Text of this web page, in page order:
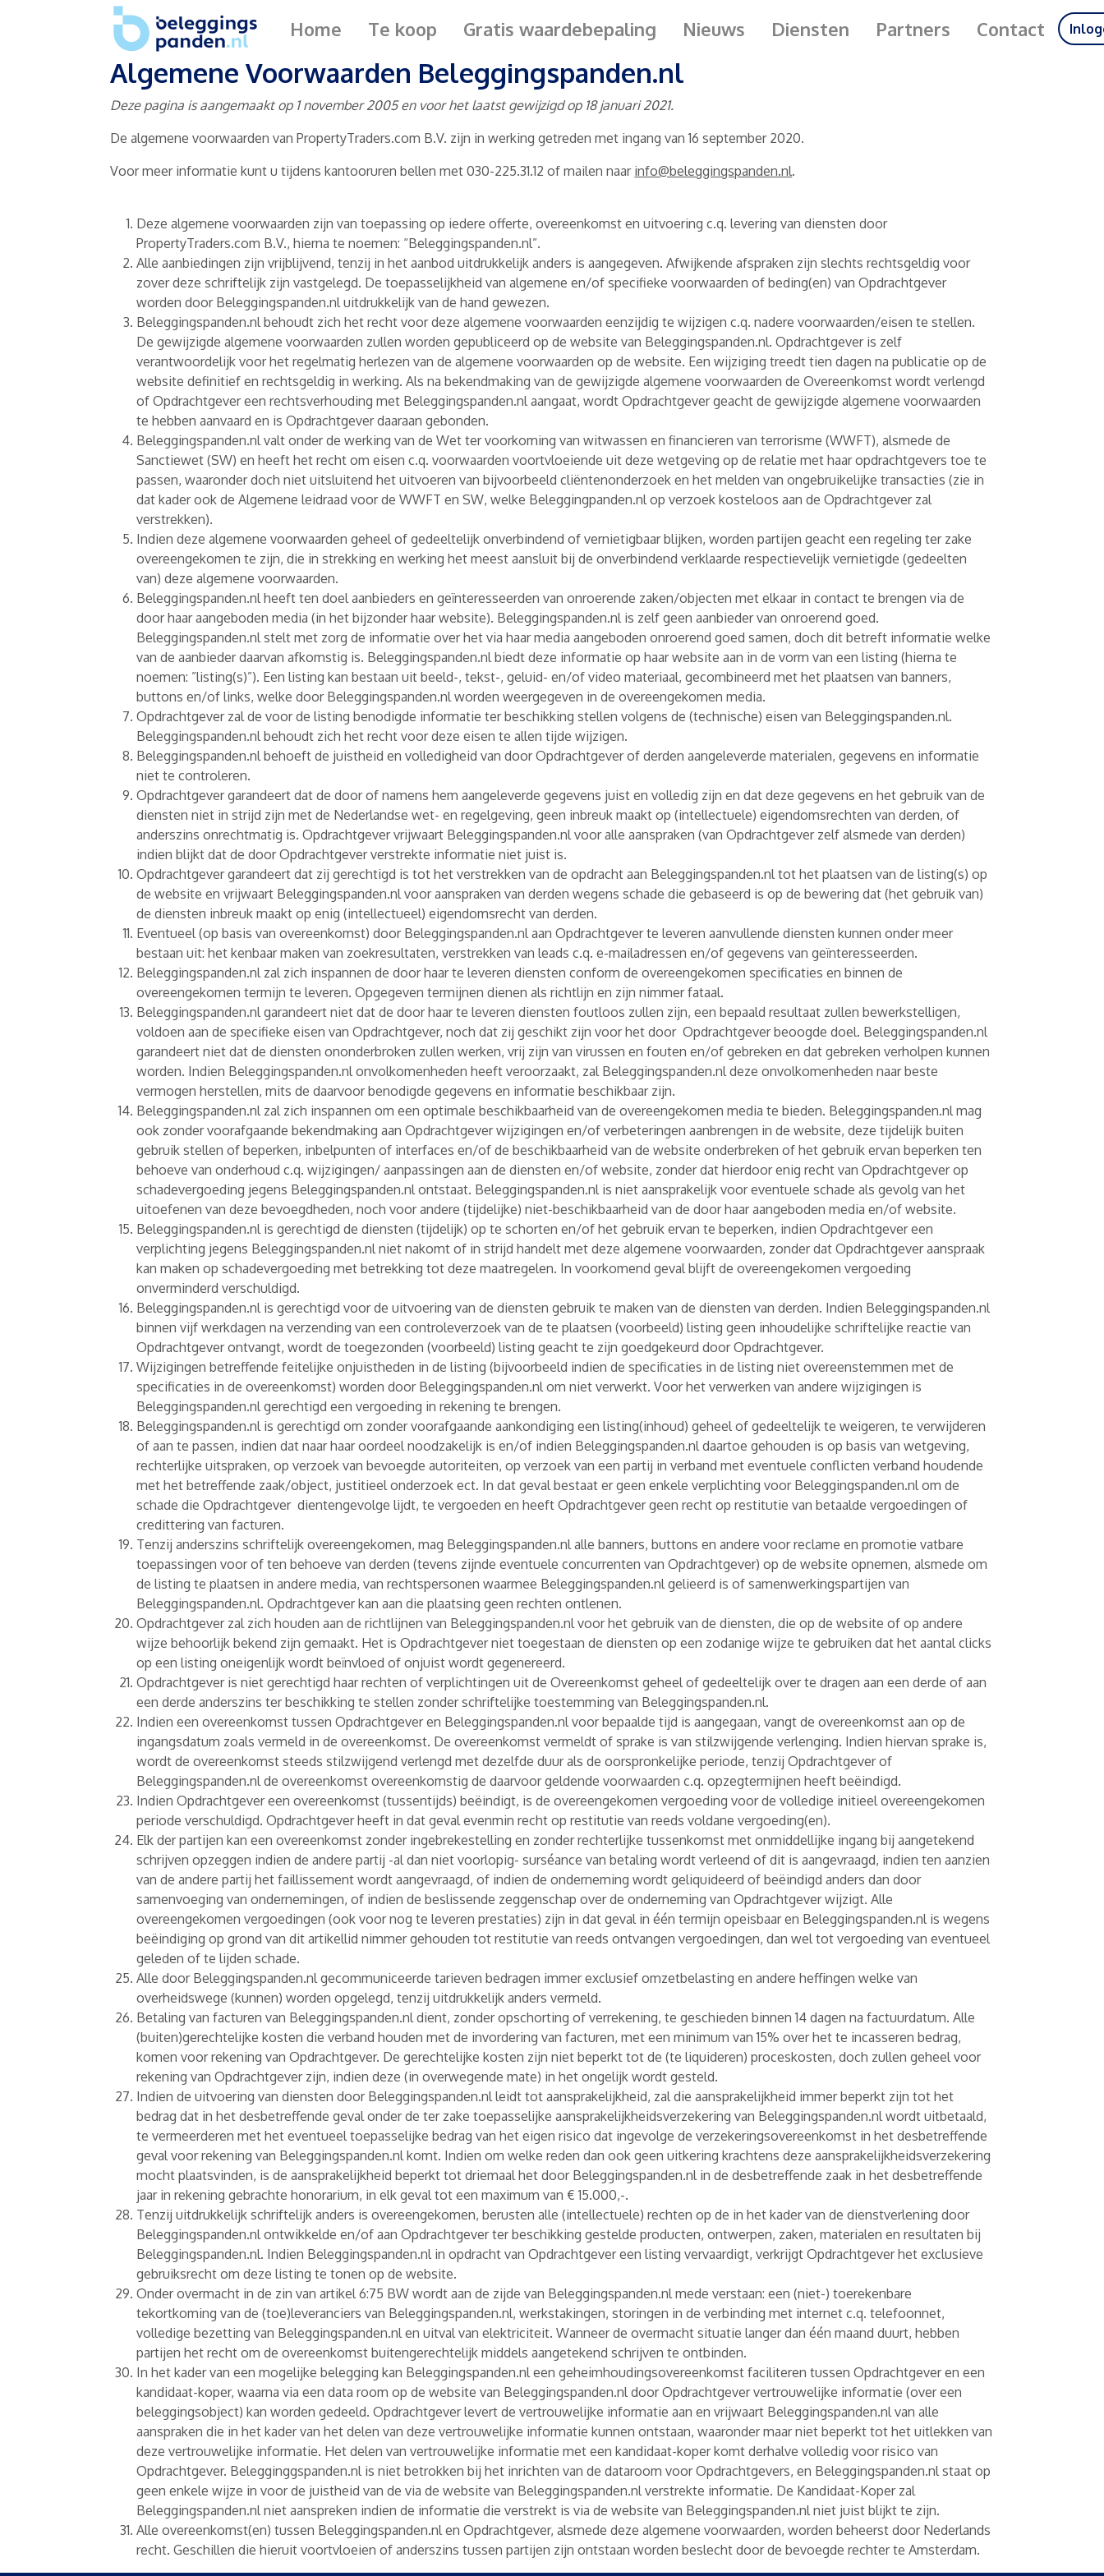
Home Te koop Gratis waardebepaling Nieuws Diensten Partners Contact
Algemene Voorwaarden Beleggingspanden.nl
Deze pagina is aangemaakt op 1 november 2005 en voor het laatst gewijzigd op 18 januari 2021.
De algemene voorwaarden van PropertyTraders.com B.V. zijn in werking getreden met ingang van 16 september 2020.
Voor meer informatie kunt u tijdens kantooruren bellen met 030-225.31.12 of mailen naar info@beleggingspanden.nl.
Deze algemene voorwaarden zijn van toepassing op iedere offerte, overeenkomst en uitvoering c.q. levering van diensten door
PropertyTraders.com B.V., hierna te noemen: “Beleggingspanden.nl”.
Alle aanbiedingen zijn vrijblijvend, tenzij in het aanbod uitdrukkelijk anders is aangegeven. Afwijkende afspraken zijn slechts rechtsgeldig voor
zover deze schriftelijk zijn vastgelegd. De toepasselijkheid van algemene en/of specifieke voorwaarden of beding(en) van Opdrachtgever
worden door Beleggingspanden.nl uitdrukkelijk van de hand gewezen.
Beleggingspanden.nl behoudt zich het recht voor deze algemene voorwaarden eenzijdig te wijzigen c.q. nadere voorwaarden/eisen te stellen.
De gewijzigde algemene voorwaarden zullen worden gepubliceerd op de website van Beleggingspanden.nl. Opdrachtgever is zelf
verantwoordelijk voor het regelmatig herlezen van de algemene voorwaarden op de website. Een wijziging treedt tien dagen na publicatie op de
website definitief en rechtsgeldig in werking. Als na bekendmaking van de gewijzigde algemene voorwaarden de Overeenkomst wordt verlengd
of Opdrachtgever een rechtsverhouding met Beleggingspanden.nl aangaat, wordt Opdrachtgever geacht de gewijzigde algemene voorwaarden
te hebben aanvaard en is Opdrachtgever daaraan gebonden.
Beleggingspanden.nl valt onder de werking van de Wet ter voorkoming van witwassen en financieren van terrorisme (WWFT), alsmede de
Sanctiewet (SW) en heeft het recht om eisen c.q. voorwaarden voortvloeiende uit deze wetgeving op de relatie met haar opdrachtgevers toe te
passen, waaronder doch niet uitsluitend het uitvoeren van bijvoorbeeld cliëntenonderzoek en het melden van ongebruikelijke transacties (zie in
dat kader ook de Algemene leidraad voor de WWFT en SW, welke Beleggingpanden.nl op verzoek kosteloos aan de Opdrachtgever zal
verstrekken).
Indien deze algemene voorwaarden geheel of gedeeltelijk onverbindend of vernietigbaar blijken, worden partijen geacht een regeling ter zake
overeengekomen te zijn, die in strekking en werking het meest aansluit bij de onverbindend verklaarde respectievelijk vernietigde (gedeelten
van) deze algemene voorwaarden.
Beleggingspanden.nl heeft ten doel aanbieders en geïnteresseerden van onroerende zaken/objecten met elkaar in contact te brengen via de
door haar aangeboden media (in het bijzonder haar website). Beleggingspanden.nl is zelf geen aanbieder van onroerend goed.
Beleggingspanden.nl stelt met zorg de informatie over het via haar media aangeboden onroerend goed samen, doch dit betreft informatie welke
van de aanbieder daarvan afkomstig is. Beleggingspanden.nl biedt deze informatie op haar website aan in de vorm van een listing (hierna te
noemen: ”listing(s)”). Een listing kan bestaan uit beeld-, tekst-, geluid- en/of video materiaal, gecombineerd met het plaatsen van banners,
buttons en/of links, welke door Beleggingspanden.nl worden weergegeven in de overeengekomen media.
Opdrachtgever zal de voor de listing benodigde informatie ter beschikking stellen volgens de (technische) eisen van Beleggingspanden.nl.
Beleggingspanden.nl behoudt zich het recht voor deze eisen te allen tijde wijzigen.
Beleggingspanden.nl behoeft de juistheid en volledigheid van door Opdrachtgever of derden aangeleverde materialen, gegevens en informatie
niet te controleren.
Opdrachtgever garandeert dat de door of namens hem aangeleverde gegevens juist en volledig zijn en dat deze gegevens en het gebruik van de
diensten niet in strijd zijn met de Nederlandse wet- en regelgeving, geen inbreuk maakt op (intellectuele) eigendomsrechten van derden, of
anderszins onrechtmatig is. Opdrachtgever vrijwaart Beleggingspanden.nl voor alle aanspraken (van Opdrachtgever zelf alsmede van derden)
indien blijkt dat de door Opdrachtgever verstrekte informatie niet juist is.
Opdrachtgever garandeert dat zij gerechtigd is tot het verstrekken van de opdracht aan Beleggingspanden.nl tot het plaatsen van de listing(s) op
de website en vrijwaart Beleggingspanden.nl voor aanspraken van derden wegens schade die gebaseerd is op de bewering dat (het gebruik van)
de diensten inbreuk maakt op enig (intellectueel) eigendomsrecht van derden.
Eventueel (op basis van overeenkomst) door Beleggingspanden.nl aan Opdrachtgever te leveren aanvullende diensten kunnen onder meer
bestaan uit: het kenbaar maken van zoekresultaten, verstrekken van leads c.q. e-mailadressen en/of gegevens van geïnteresseerden.
Beleggingspanden.nl zal zich inspannen de door haar te leveren diensten conform de overeengekomen specificaties en binnen de
overeengekomen termijn te leveren. Opgegeven termijnen dienen als richtlijn en zijn nimmer fataal.
Beleggingspanden.nl garandeert niet dat de door haar te leveren diensten foutloos zullen zijn, een bepaald resultaat zullen bewerkstelligen,
voldoen aan de specifieke eisen van Opdrachtgever, noch dat zij geschikt zijn voor het door Opdrachtgever beoogde doel. Beleggingspanden.nl
garandeert niet dat de diensten ononderbroken zullen werken, vrij zijn van virussen en fouten en/of gebreken en dat gebreken verholpen kunnen
worden. Indien Beleggingspanden.nl onvolkomenheden heeft veroorzaakt, zal Beleggingspanden.nl deze onvolkomenheden naar beste
vermogen herstellen, mits de daarvoor benodigde gegevens en informatie beschikbaar zijn.
Beleggingspanden.nl zal zich inspannen om een optimale beschikbaarheid van de overeengekomen media te bieden. Beleggingspanden.nl mag
ook zonder voorafgaande bekendmaking aan Opdrachtgever wijzigingen en/of verbeteringen aanbrengen in de website, deze tijdelijk buiten
gebruik stellen of beperken, inbelpunten of interfaces en/of de beschikbaarheid van de website onderbreken of het gebruik ervan beperken ten
behoeve van onderhoud c.q. wijzigingen/ aanpassingen aan de diensten en/of website, zonder dat hierdoor enig recht van Opdrachtgever op
schadevergoeding jegens Beleggingspanden.nl ontstaat. Beleggingspanden.nl is niet aansprakelijk voor eventuele schade als gevolg van het
uitoefenen van deze bevoegdheden, noch voor andere (tijdelijke) niet-beschikbaarheid van de door haar aangeboden media en/of website.
Beleggingspanden.nl is gerechtigd de diensten (tijdelijk) op te schorten en/of het gebruik ervan te beperken, indien Opdrachtgever een
verplichting jegens Beleggingspanden.nl niet nakomt of in strijd handelt met deze algemene voorwaarden, zonder dat Opdrachtgever aanspraak
kan maken op schadevergoeding met betrekking tot deze maatregelen. In voorkomend geval blijft de overeengekomen vergoeding
onverminderd verschuldigd.
Beleggingspanden.nl is gerechtigd voor de uitvoering van de diensten gebruik te maken van de diensten van derden. Indien Beleggingspanden.nl
binnen vijf werkdagen na verzending van een controleverzoek van de te plaatsen (voorbeeld) listing geen inhoudelijke schriftelijke reactie van
Opdrachtgever ontvangt, wordt de toegezonden (voorbeeld) listing geacht te zijn goedgekeurd door Opdrachtgever.
Wijzigingen betreffende feitelijke onjuistheden in de listing (bijvoorbeeld indien de specificaties in de listing niet overeenstemmen met de
specificaties in de overeenkomst) worden door Beleggingspanden.nl om niet verwerkt. Voor het verwerken van andere wijzigingen is
Beleggingspanden.nl gerechtigd een vergoeding in rekening te brengen.
Beleggingspanden.nl is gerechtigd om zonder voorafgaande aankondiging een listing(inhoud) geheel of gedeeltelijk te weigeren, te verwijderen
of aan te passen, indien dat naar haar oordeel noodzakelijk is en/of indien Beleggingspanden.nl daartoe gehouden is op basis van wetgeving,
rechterlijke uitspraken, op verzoek van bevoegde autoriteiten, op verzoek van een partij in verband met eventuele conflicten verband houdende
met het betreffende zaak/object, justitieel onderzoek ect. In dat geval bestaat er geen enkele verplichting voor Beleggingspanden.nl om de
schade die Opdrachtgever dientengevolge lijdt, te vergoeden en heeft Opdrachtgever geen recht op restitutie van betaalde vergoedingen of
credittering van facturen.
Tenzij anderszins schriftelijk overeengekomen, mag Beleggingspanden.nl alle banners, buttons en andere voor reclame en promotie vatbare
toepassingen voor of ten behoeve van derden (tevens zijnde eventuele concurrenten van Opdrachtgever) op de website opnemen, alsmede om
de listing te plaatsen in andere media, van rechtspersonen waarmee Beleggingspanden.nl gelieerd is of samenwerkingspartijen van
Beleggingspanden.nl. Opdrachtgever kan aan die plaatsing geen rechten ontlenen.
Opdrachtgever zal zich houden aan de richtlijnen van Beleggingspanden.nl voor het gebruik van de diensten, die op de website of op andere
wijze behoorlijk bekend zijn gemaakt. Het is Opdrachtgever niet toegestaan de diensten op een zodanige wijze te gebruiken dat het aantal clicks
op een listing oneigenlijk wordt beïnvloed of onjuist wordt gegenereerd.
Opdrachtgever is niet gerechtigd haar rechten of verplichtingen uit de Overeenkomst geheel of gedeeltelijk over te dragen aan een derde of aan
een derde anderszins ter beschikking te stellen zonder schriftelijke toestemming van Beleggingspanden.nl.
Indien een overeenkomst tussen Opdrachtgever en Beleggingspanden.nl voor bepaalde tijd is aangegaan, vangt de overeenkomst aan op de
ingangsdatum zoals vermeld in de overeenkomst. De overeenkomst vermeldt of sprake is van stilzwijgende verlenging. Indien hiervan sprake is,
wordt de overeenkomst steeds stilzwijgend verlengd met dezelfde duur als de oorspronkelijke periode, tenzij Opdrachtgever of
Beleggingspanden.nl de overeenkomst overeenkomstig de daarvoor geldende voorwaarden c.q. opzegtermijnen heeft beëindigd.
Indien Opdrachtgever een overeenkomst (tussentijds) beëindigt, is de overeengekomen vergoeding voor de volledige initieel overeengekomen
periode verschuldigd. Opdrachtgever heeft in dat geval evenmin recht op restitutie van reeds voldane vergoeding(en).
Elk der partijen kan een overeenkomst zonder ingebrekestelling en zonder rechterlijke tussenkomst met onmiddellijke ingang bij aangetekend
schrijven opzeggen indien de andere partij -al dan niet voorlopig- surséance van betaling wordt verleend of dit is aangevraagd, indien ten aanzien
van de andere partij het faillissement wordt aangevraagd, of indien de onderneming wordt geliquideerd of beëindigd anders dan door
samenvoeging van ondernemingen, of indien de beslissende zeggenschap over de onderneming van Opdrachtgever wijzigt. Alle
overeengekomen vergoedingen (ook voor nog te leveren prestaties) zijn in dat geval in één termijn opeisbaar en Beleggingspanden.nl is wegens
beëindiging op grond van dit artikellid nimmer gehouden tot restitutie van reeds ontvangen vergoedingen, dan wel tot vergoeding van eventueel
geleden of te lijden schade.
Alle door Beleggingspanden.nl gecommuniceerde tarieven bedragen immer exclusief omzetbelasting en andere heffingen welke van
overheidswege (kunnen) worden opgelegd, tenzij uitdrukkelijk anders vermeld.
Betaling van facturen van Beleggingspanden.nl dient, zonder opschorting of verrekening, te geschieden binnen 14 dagen na factuurdatum. Alle
(buiten)gerechtelijke kosten die verband houden met de invordering van facturen, met een minimum van 15% over het te incasseren bedrag,
komen voor rekening van Opdrachtgever. De gerechtelijke kosten zijn niet beperkt tot de (te liquideren) proceskosten, doch zullen geheel voor
rekening van Opdrachtgever zijn, indien deze (in overwegende mate) in het ongelijk wordt gesteld.
Indien de uitvoering van diensten door Beleggingspanden.nl leidt tot aansprakelijkheid, zal die aansprakelijkheid immer beperkt zijn tot het
bedrag dat in het desbetreffende geval onder de ter zake toepasselijke aansprakelijkheidsverzekering van Beleggingspanden.nl wordt uitbetaald,
te vermeerderen met het eventueel toepasselijke bedrag van het eigen risico dat ingevolge de verzekeringsovereenkomst in het desbetreffende
geval voor rekening van Beleggingspanden.nl komt. Indien om welke reden dan ook geen uitkering krachtens deze aansprakelijkheidsverzekering
mocht plaatsvinden, is de aansprakelijkheid beperkt tot driemaal het door Beleggingspanden.nl in de desbetreffende zaak in het desbetreffende
jaar in rekening gebrachte honorarium, in elk geval tot een maximum van € 15.000,-.
Tenzij uitdrukkelijk schriftelijk anders is overeengekomen, berusten alle (intellectuele) rechten op de in het kader van de dienstverlening door
Beleggingspanden.nl ontwikkelde en/of aan Opdrachtgever ter beschikking gestelde producten, ontwerpen, zaken, materialen en resultaten bij
Beleggingspanden.nl. Indien Beleggingspanden.nl in opdracht van Opdrachtgever een listing vervaardigt, verkrijgt Opdrachtgever het exclusieve
gebruiksrecht om deze listing te tonen op de website.
Onder overmacht in de zin van artikel 6:75 BW wordt aan de zijde van Beleggingspanden.nl mede verstaan: een (niet-) toerekenbare
tekortkoming van de (toe)leveranciers van Beleggingspanden.nl, werkstakingen, storingen in de verbinding met internet c.q. telefoonnet,
volledige bezetting van Beleggingspanden.nl en uitval van elektriciteit. Wanneer de overmacht situatie langer dan één maand duurt, hebben
partijen het recht om de overeenkomst buitengerechtelijk middels aangetekend schrijven te ontbinden.
In het kader van een mogelijke belegging kan Beleggingspanden.nl een geheimhoudingsovereenkomst faciliteren tussen Opdrachtgever en een
kandidaat-koper, waarna via een data room op de website van Beleggingspanden.nl door Opdrachtgever vertrouwelijke informatie (over een
beleggingsobject) kan worden gedeeld. Opdrachtgever levert de vertrouwelijke informatie aan en vrijwaart Beleggingspanden.nl van alle
aanspraken die in het kader van het delen van deze vertrouwelijke informatie kunnen ontstaan, waaronder maar niet beperkt tot het uitlekken van
deze vertrouwelijke informatie. Het delen van vertrouwelijke informatie met een kandidaat-koper komt derhalve volledig voor risico van
Opdrachtgever. Belegginggspanden.nl is niet betrokken bij het inrichten van de dataroom voor Opdrachtgevers, en Beleggingspanden.nl staat op
geen enkele wijze in voor de juistheid van de via de website van Beleggingspanden.nl verstrekte informatie. De Kandidaat-Koper zal
Beleggingspanden.nl niet aanspreken indien de informatie die verstrekt is via de website van Beleggingspanden.nl niet juist blijkt te zijn.
Alle overeenkomst(en) tussen Beleggingspanden.nl en Opdrachtgever, alsmede deze algemene voorwaarden, worden beheerst door Nederlands
recht. Geschillen die hieruit voortvloeien of anderszins tussen partijen zijn ontstaan worden beslecht door de bevoegde rechter te Amsterdam.